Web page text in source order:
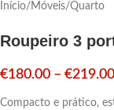
Início/ Móveis/Quarto
Roupeiro 3
€180.00 – €219.00
Compacto e prático,